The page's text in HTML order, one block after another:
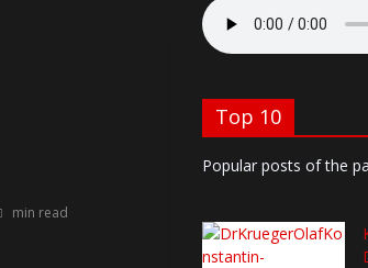
min read
Top 10
Popular posts of the